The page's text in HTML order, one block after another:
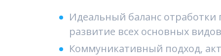
Идеальный баланс
развитие всех основных
Коммуникативный подход,